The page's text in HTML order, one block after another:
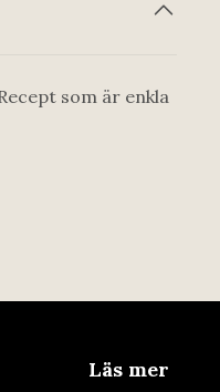
som är enkla
Läs mer